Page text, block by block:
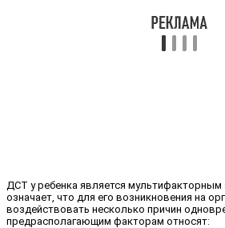
ДСТ у ребенка является мультифакторным
означает, что для его возникновения на
воздействовать несколько причин
предрасполагающим факторам относят: